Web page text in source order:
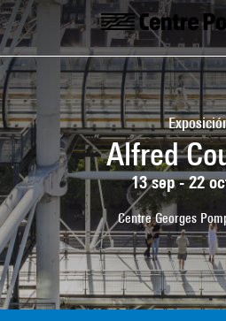
Skip to main content
Centre Pompidou
Alfred
13 sep - 22
Centre Georges